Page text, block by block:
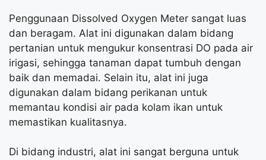
Penggunaan Dissolved Oxygen Meter sangat luas
dan beragam. Alat ini digunakan dalam bidang
pertanian untuk mengukur konsentrasi DO pada air
irigasi, sehingga tanaman dapat tumbuh dengan
baik dan memadai. Selain itu, alat ini juga
digunakan dalam bidang perikanan untuk
memantau kondisi air pada kolam ikan untuk
memastikan kualitasnya.
Di bidang industri, alat ini sangat berguna untuk